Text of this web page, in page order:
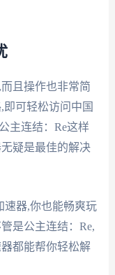
且操作也非常简
可轻松访问中国
主连结：Re这样
疑是最佳的解决
速器,你也能畅爽玩
是公主连结：Re,
都能帮你轻松解